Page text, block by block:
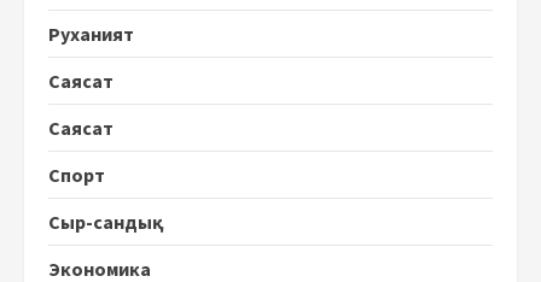
Руханият
Саясат
Саясат
Спорт
Сыр-сандық
Экономика